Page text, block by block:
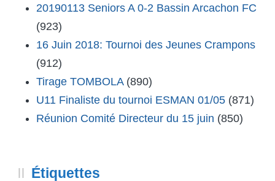
20190113 Seniors A 0-2 Bassin Arcachon FC
(923)
16 Juin 2018: Tournoi des Jeunes Crampons
(912)
Tirage TOMBOLA (890)
U11 Finaliste du tournoi ESMAN 01/05 (871)
Réunion Comité Directeur du 15 juin (850)
Étiquettes